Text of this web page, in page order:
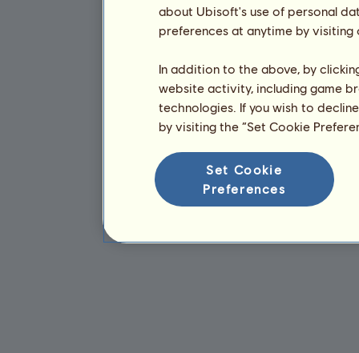
about Ubisoft's use of personal
preferences at anytime by
In addition to the above, by
website activity, including game
technologies. If you wish to
by visiting the “Set Cookie
Set Cookie
Preferences